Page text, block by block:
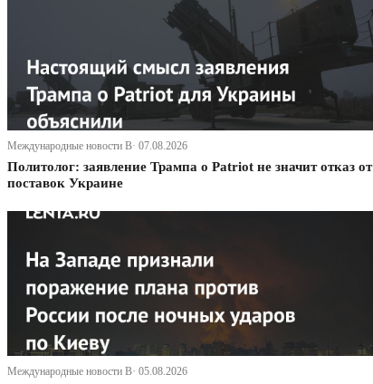
Международные новости В· 07.08.2026
Политолог: заявление Трампа о Patriot не значит отказ от
поставок Украине
Международные новости В· 05.08.2026